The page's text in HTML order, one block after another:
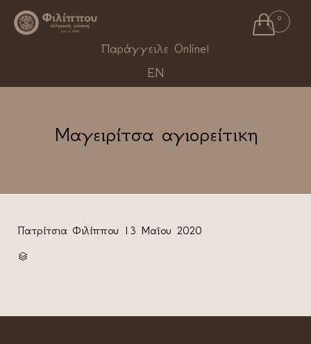
 0
Παράγγειλε Online!
EN
Μαγειρίτσα αγιορείτικη
Πατρίτσια Φιλίππου 13 Μαΐου 2020
